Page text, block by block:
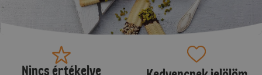
Nincs értékelve